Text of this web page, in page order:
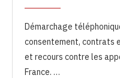
Démarchage
consentement, contrats
et recours contre les
France. …